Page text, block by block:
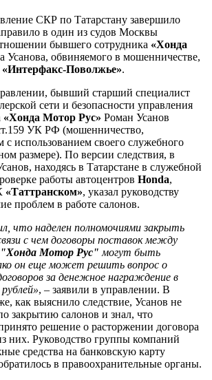
СКР по Татарстану завершило
в один из судов Москвы
бывшего сотрудника «Хонда
Усанова, обвиняемого в мошенничестве,
«Интерфакс-Поволжье».
бывший старший специалист
сети и безопасности управления
«Хонда Мотор Рус» Роман Усанов
УК РФ (мошенничество,
использованием своего служебного
размере). По версии следствия, в
находясь в Татарстане в служебной
работы автоцентров Honda,
«Таттранском», указал руководству
проблем в работе салонов.
что наделен полномочиями закрыть
с чем договоры поставок между
"Хонда Мотор Рус" могут быть
он еще может решить вопрос о
за денежное награждение в
, – заявили в управлении. В
как выяснило следствие, Усанов не
закрытию салонов и знал, что
решение о расторжении договора
них. Руководство группы компаний
средства на банковскую карту
в правоохранительные органы.